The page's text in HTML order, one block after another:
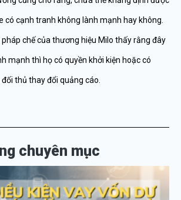
có cạnh tranh không lành mạnh hay không.
pháp chế của thương hiệu Milo thấy rằng đây
mạnh thì họ có quyền khởi kiện hoặc có
thủ thay đổi quảng cáo.
chuyên mục